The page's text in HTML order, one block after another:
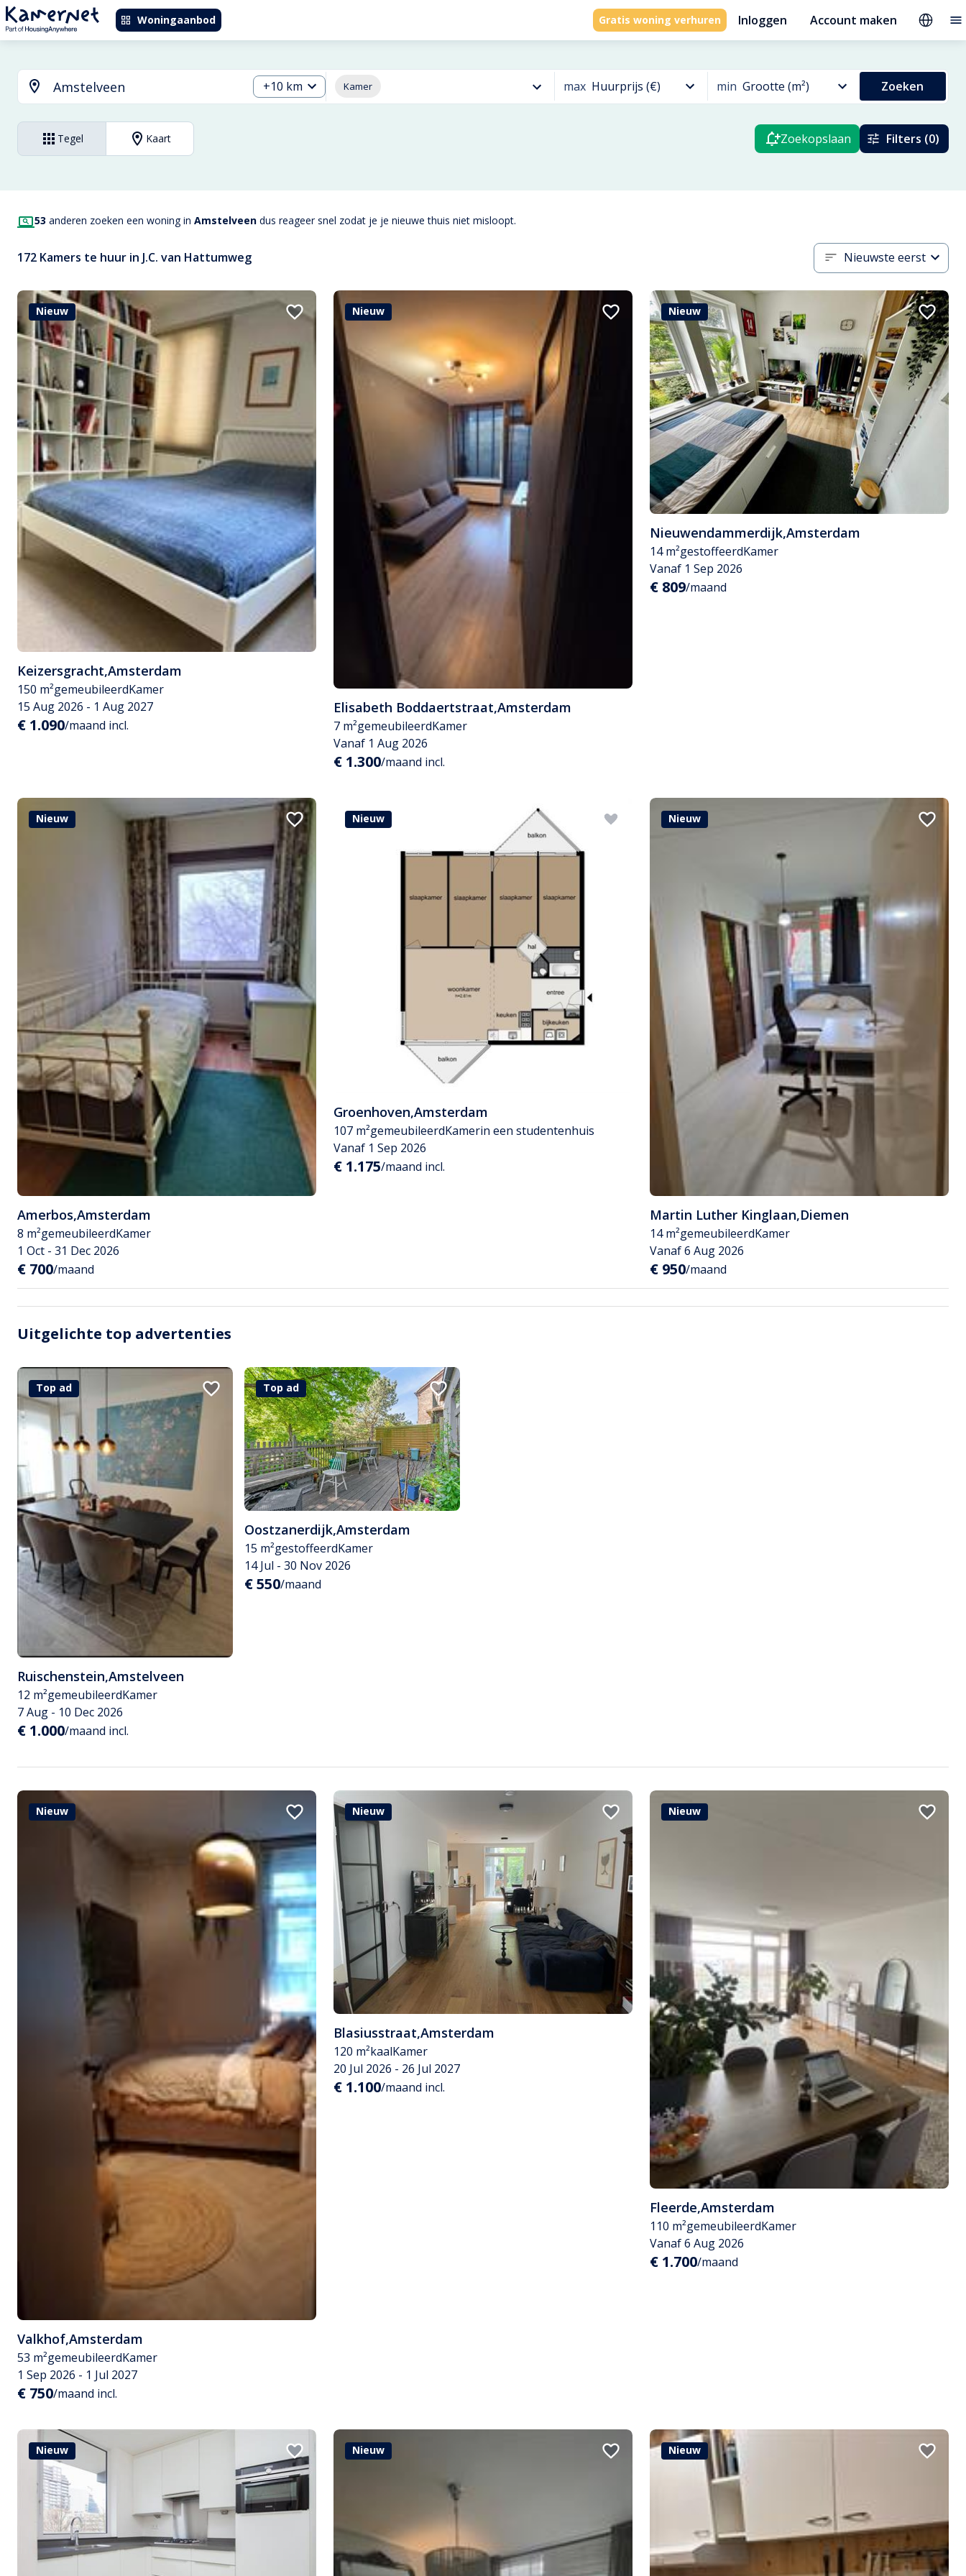
Woningaanbod Gratis woning verhuren Inloggen Account maken
+10 km Kamer max Huurprijs (€) min Grootte (m²) Zoeken
Tegel Kaart Zoekopslaan Filters (0)
53 anderen zoeken een woning in Amstelveen dus reageer snel zodat je je nieuwe thuis niet misloopt.
172 Kamers te huur in J.C. van Hattumweg Nieuwste eerst
Nieuw
Keizersgracht,Amsterdam
150 m²gemeubileerdKamer
15 Aug 2026 - 1 Aug 2027
€ 1.090/maand incl.
Nieuw
Elisabeth Boddaertstraat,Amsterdam
7 m²gemeubileerdKamer
Vanaf 1 Aug 2026
€ 1.300/maand incl.
Nieuw
Nieuwendammerdijk,Amsterdam
14 m²gestoffeerdKamer
Vanaf 1 Sep 2026
€ 809/maand
Nieuw
Amerbos,Amsterdam
8 m²gemeubileerdKamer
1 Oct - 31 Dec 2026
€ 700/maand
Nieuw
Groenhoven,Amsterdam
107 m²gemeubileerdKamerin een studentenhuis
Vanaf 1 Sep 2026
€ 1.175/maand incl.
Nieuw
Martin Luther Kinglaan,Diemen
14 m²gemeubileerdKamer
Vanaf 6 Aug 2026
€ 950/maand
Uitgelichte top advertenties
Top ad
Ruischenstein,Amstelveen
12 m²gemeubileerdKamer
7 Aug - 10 Dec 2026
€ 1.000/maand incl.
Top ad
Oostzanerdijk,Amsterdam
15 m²gestoffeerdKamer
14 Jul - 30 Nov 2026
€ 550/maand
Nieuw
Valkhof,Amsterdam
53 m²gemeubileerdKamer
1 Sep 2026 - 1 Jul 2027
€ 750/maand incl.
Nieuw
Blasiusstraat,Amsterdam
120 m²kaalKamer
20 Jul 2026 - 26 Jul 2027
€ 1.100/maand incl.
Nieuw
Fleerde,Amsterdam
110 m²gemeubileerdKamer
Vanaf 6 Aug 2026
€ 1.700/maand
Nieuw Nieuw Nieuw